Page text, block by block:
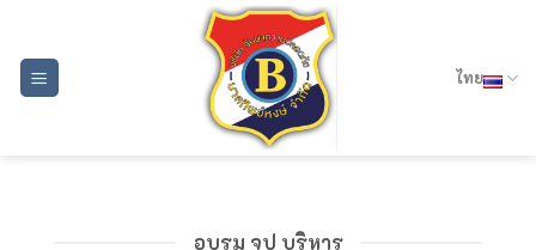
content
ไทย
อบรม จป บริหาร